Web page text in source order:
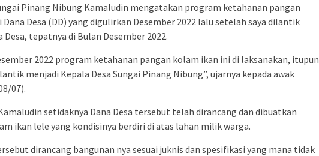
Pinang Nibung Kamaludin mengatakan program ketahanan pangan
Desa (DD) yang digulirkan Desember 2022 lalu setelah saya dilantik
Desa, tepatnya di Bulan Desember 2022.
2022 program ketahanan pangan kolam ikan ini di laksanakan, itupun
menjadi Kepala Desa Sungai Pinang Nibung”, ujarnya kepada awak
07).
setidaknya Dana Desa tersebut telah dirancang dan dibuatkan
ikan lele yang kondisinya berdiri di atas lahan milik warga.
dirancang bangunan nya sesuai juknis dan spesifikasi yang mana tidak